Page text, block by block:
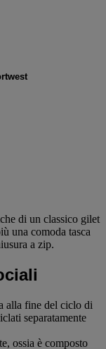
di un classico gilet
una comoda tasca
a zip.
alla fine del ciclo di
separatamente
ossia è composto